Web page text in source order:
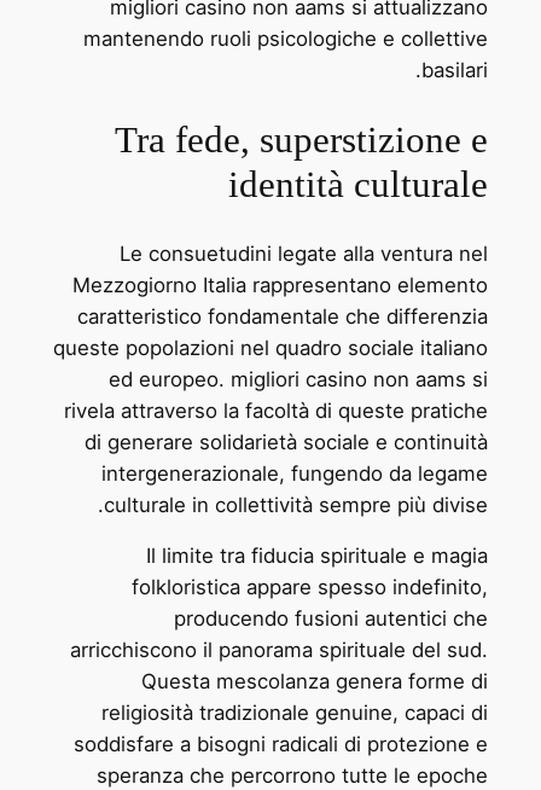
migliori casino non aams si attualizzano
mantenendo ruoli psicologiche e collettive
basilari.
Tra fede, superstizione e
identità culturale
Le consuetudini legate alla ventura nel
Mezzogiorno Italia rappresentano elemento
caratteristico fondamentale che differenzia
queste popolazioni nel quadro sociale italiano
ed europeo. migliori casino non aams si
rivela attraverso la facoltà di queste pratiche
di generare solidarietà sociale e continuità
intergenerazionale, fungendo da legame
culturale in collettività sempre più divise.
Il limite tra fiducia spirituale e magia
folkloristica appare spesso indefinito,
producendo fusioni autentici che
arricchiscono il panorama spirituale del sud.
Questa mescolanza genera forme di
religiosità tradizionale genuine, capaci di
soddisfare a bisogni radicali di protezione e
speranza che percorrono tutte le epoche